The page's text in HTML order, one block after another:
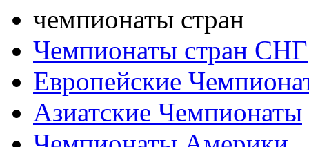
чемпионаты стран
Чемпионаты стран СНГ
Европейские
Азиатские Чемпионаты